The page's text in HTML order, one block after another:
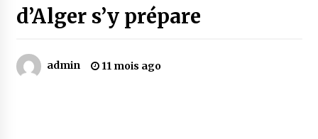
4 ans ago
4 ans ago
d’Alger s’y prépare
admin 11 mois ago